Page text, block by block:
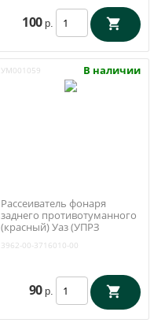
100 р.
УМ001059 В наличии
Рассеиватель фонаря
заднего противотуманного
(красный) Уаз (УПРЗ
00
3962-00-3716010-00
90 р.